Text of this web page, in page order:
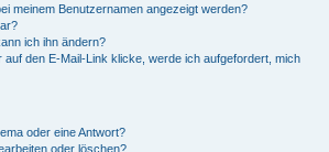
meinem Benutzernamen angezeigt werden?
ich ihn ändern?
auf den E-Mail-Link klicke, werde ich aufgefordert, mich
oder eine Antwort?
oder löschen?